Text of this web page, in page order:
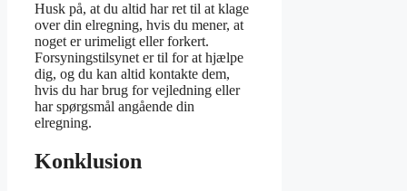
Husk på, at du altid har ret til at klage
over din elregning, hvis du mener, at
noget er urimeligt eller forkert.
Forsyningstilsynet er til for at hjælpe
dig, og du kan altid kontakte dem,
hvis du har brug for vejledning eller
har spørgsmål angående din
elregning.
Konklusion